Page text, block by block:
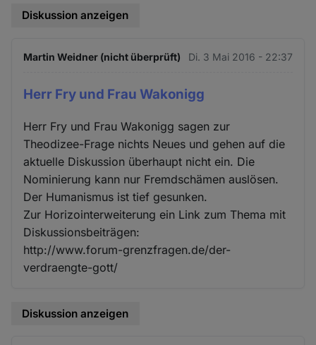
Diskussion anzeigen
Martin Weidner (nicht überprüft) Di. 3 Mai 2016 - 22:37
Herr Fry und Frau Wakonigg
Herr Fry und Frau Wakonigg sagen zur
Theodizee-Frage nichts Neues und gehen auf die
aktuelle Diskussion überhaupt nicht ein. Die
Nominierung kann nur Fremdschämen auslösen.
Der Humanismus ist tief gesunken.
Zur Horizointerweiterung ein Link zum Thema mit
Diskussionsbeiträgen:
http://www.forum-grenzfragen.de/der-
verdraengte-gott/
Diskussion anzeigen